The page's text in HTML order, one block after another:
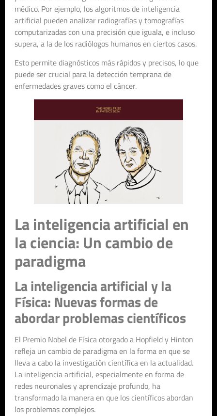
médico. Por ejemplo, los algoritmos de inteligencia
artificial pueden analizar radiografías y tomografías
computarizadas con una precisión que iguala, e incluso
supera, a la de los radiólogos humanos en ciertos casos.
Esto permite diagnósticos más rápidos y precisos, lo que
puede ser crucial para la detección temprana de
enfermedades graves como el cáncer.
La inteligencia artificial en
la ciencia: Un cambio de
paradigma
La inteligencia artificial y la
Física: Nuevas formas de
abordar problemas científicos
El Premio Nobel de Física otorgado a Hopfield y Hinton
refleja un cambio de paradigma en la forma en que se
lleva a cabo la investigación científica en la actualidad.
La inteligencia artificial, especialmente en forma de
redes neuronales y aprendizaje profundo, ha
transformado la manera en que los científicos abordan
los problemas complejos.